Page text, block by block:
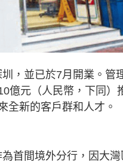
，並已於7月開業。管
億元（人民幣，下同）
全新的客戶群和人才。
首間境外分行，因大